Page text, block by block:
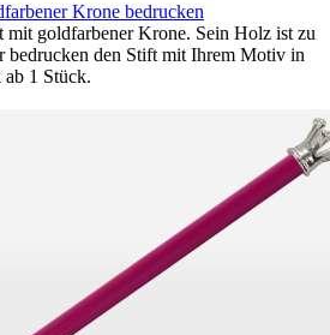
Krone bedrucken
mit goldfarbener Krone. Sein Holz ist zu
bedrucken den Stift mit Ihrem Motiv in
1 Stück.